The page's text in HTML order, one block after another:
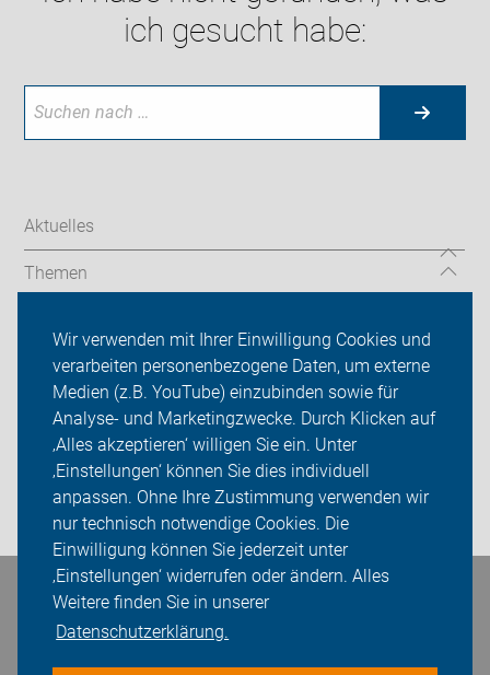
Wir verwenden mit Ihrer Einwilligung Cookies und
verarbeiten personenbezogene Daten, um externe
Medien (z.B. YouTube) einzubinden sowie für
Analyse- und Marketingzwecke. Durch Klicken auf
‚Alles akzeptieren‘ willigen Sie ein. Unter
‚Einstellungen‘ können Sie dies individuell
anpassen. Ohne Ihre Zustimmung verwenden wir
nur technisch notwendige Cookies. Die
Einwilligung können Sie jederzeit unter
‚Einstellungen‘ widerrufen oder ändern. Alles
Weitere finden Sie in unserer
Datenschutzerklärung.
ich gesucht habe:
Aktuelles
Themen
Das machen wir
Sei dabei
Presse
Login
Bleiben Sie in Kontakt